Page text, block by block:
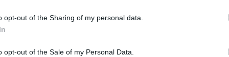
opt-out of the Sharing of my personal data.
opt-out of the Sale of my Personal Data.
eleget hangsúlyozni a
magunkénak vallunk, ilyenkor sem szabad
káromkodni, csapkodni stb. Ugyanígy nem
este fürdeni kell. És ez miért nem csak
kezelni a hisztit, ha tudom, mi az, ami kőbe